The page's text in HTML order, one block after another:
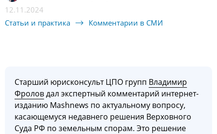
12.11.2024
Статьи и практика
Комментарии в СМИ
Старший юрисконсульт ЦПО групп Владимир
Фроловдал экспертный комментарий интернет-
изданию Мashnews по актуальному вопросу,
касающемуся недавнего решения Верховного
Суда РФ по земельным спорам. Это решение